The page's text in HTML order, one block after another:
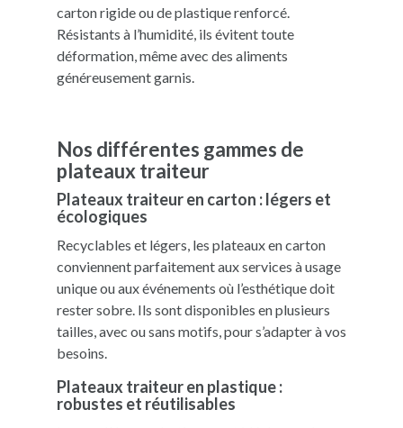
carton rigide ou de plastique renforcé.
Résistants à l’humidité, ils évitent toute
déformation, même avec des aliments
généreusement garnis.
Nos différentes gammes de
plateaux traiteur
Plateaux traiteur en carton : légers et
écologiques
Recyclables et légers, les plateaux en carton
conviennent parfaitement aux services à usage
unique ou aux événements où l’esthétique doit
rester sobre. Ils sont disponibles en plusieurs
tailles, avec ou sans motifs, pour s’adapter à vos
besoins.
Plateaux traiteur en plastique :
robustes et réutilisables